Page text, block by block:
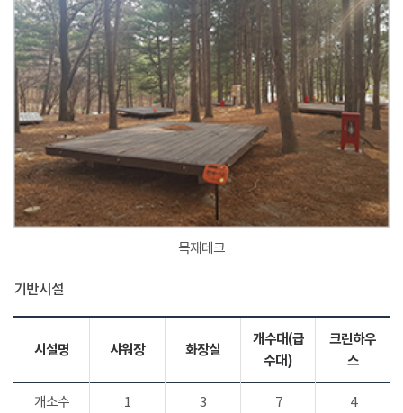
목재데크
기반시설
시설명 샤워장 화장실
개수대(급
수대)
크린하우
스
개소수 1 3 7 4